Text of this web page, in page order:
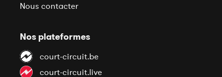
Nous contacter
Nos plateformes
court-circuit.be
court-circuit.live